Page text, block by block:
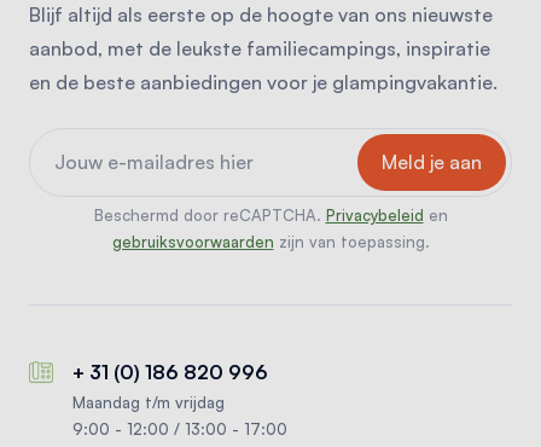
Blijf altijd als eerste op de hoogte van ons nieuwste
aanbod, met de leukste familiecampings, inspiratie
en de beste aanbiedingen voor je glampingvakantie.
Beschermd door reCAPTCHA. Privacybeleid en
gebruiksvoorwaarden zijn van toepassing.
+ 31 (0) 186 820 996
Maandag t/m vrijdag
9:00 - 12:00 / 13:00 - 17:00